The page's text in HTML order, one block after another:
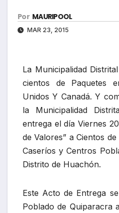
Por MAURIPOOL
MAR 23, 2015
La Municipalidad
cientos de Paquetes
Unidos Y Canadá. Y
la Municipalidad
entrega el día Viernes
de Valores” a Cientos
Caseríos y Centros
Distrito de Huachón.
Este Acto de Entrega
Poblado de Quiparacra